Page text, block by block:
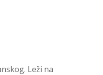
Leži na